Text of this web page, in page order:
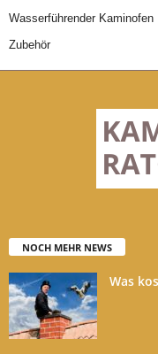
Wasserführender Kaminofen
Zubehör
NOCH MEHR NEWS
Was